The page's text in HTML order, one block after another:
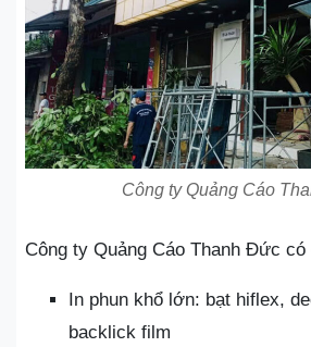
Công ty Quảng Cáo
Công ty Quảng Cáo Thanh Đức
In phun khổ lớn: bạt hiflex,
backlick film